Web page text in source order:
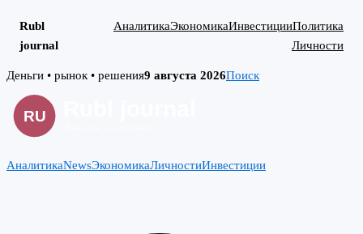
Rubl
journal
АналитикаЭкономикаИнвестицииПолитика
Личности
Skip
content
Деньги • рынок • решения9 августа 2026Поиск
АналитикаNewsЭкономикаЛичностиИнвестиции